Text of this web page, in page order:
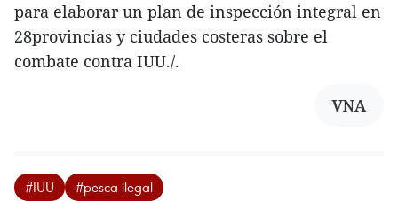
para elaborar un plan de inspección integral en
28provincias y ciudades costeras sobre el
combate contra IUU./.
VNA
#IUU #pesca ilegal